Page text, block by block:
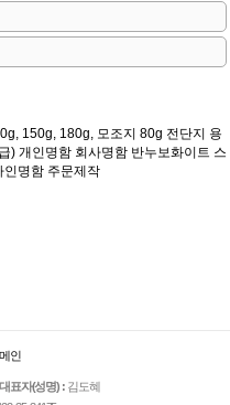
150g, 180g, 모조지 80g 전단지 용
) 개인명함 회사명함 반누보화이트 스
인명함 주문제작
대표자(성명) :김도혜